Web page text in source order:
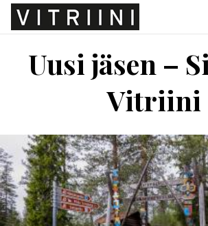
Uusi jäsen –
Vitriini